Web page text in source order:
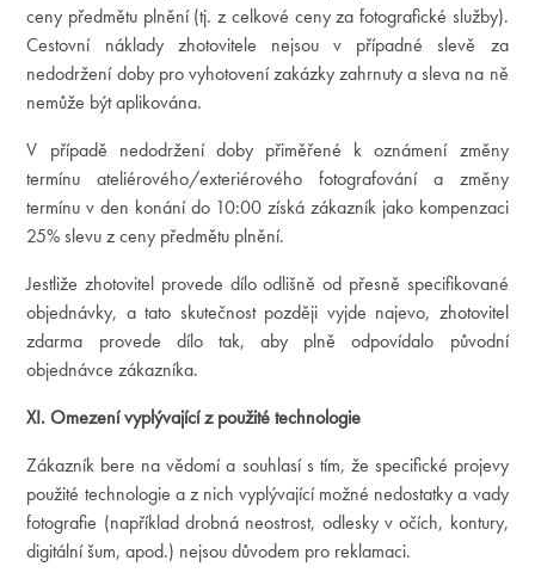
ceny předmětu plnění (tj. z celkové ceny za fotografické služby).
Cestovní náklady zhotovitele nejsou v případné slevě za
nedodržení doby pro vyhotovení zakázky zahrnuty a sleva na ně
nemůže být aplikována.
V případě nedodržení doby přiměřené k oznámení změny
termínu ateliérového/exteriérového fotografování a změny
termínu v den konání do 10:00 získá zákazník jako kompenzaci
25% slevu z ceny předmětu plnění.
Jestliže zhotovitel provede dílo odlišně od přesně specifikované
objednávky, a tato skutečnost později vyjde najevo, zhotovitel
zdarma provede dílo tak, aby plně odpovídalo původní
objednávce zákazníka.
XI. Omezení vyplývající z použité technologie
Zákazník bere na vědomí a souhlasí s tím, že specifické projevy
použité technologie a z nich vyplývající možné nedostatky a vady
fotografie (například drobná neostrost, odlesky v očích, kontury,
digitální šum, apod.) nejsou důvodem pro reklamaci.